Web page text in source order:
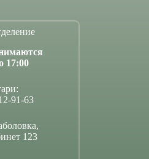
17:00
91-63
123